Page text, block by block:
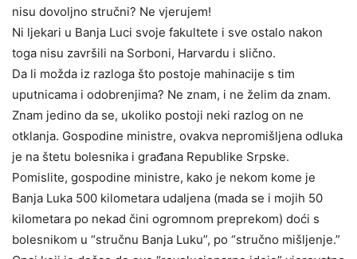
nisu dovoljno stručni? Ne vjerujem!
Ni ljekari u Banja Luci svoje fakultete i sve ostalo nakon
toga nisu završili na Sorboni, Harvardu i slično.
Da li možda iz razloga što postoje mahinacije s tim
uputnicama i odobrenjima? Ne znam, i ne želim da znam.
Znam jedino da se, ukoliko postoji neki razlog on ne
otklanja. Gospodine ministre, ovakva nepromišljena odluka
je na štetu bolesnika i građana Republike Srpske.
Pomislite, gospodine ministre, kako je nekom kome je
Banja Luka 500 kilometara udaljena (mada se i mojih 50
kilometara po nekad čini ogromnom preprekom) doći s
bolesnikom u “stručnu Banja Luku”, po “stručno mišljenje.”